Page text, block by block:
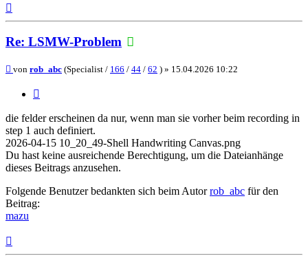
Re: LSMW-Problem
Beitrag
von rob_abc (Specialist / 166 / 44 / 62 ) » 15.04.2026 10:22
die felder erscheinen da nur, wenn man sie vorher beim recording in
step 1 auch definiert.
2026-04-15 10_20_49-Shell Handwriting Canvas.png
Du hast keine ausreichende Berechtigung, um die Dateianhänge
dieses Beitrags anzusehen.
Folgende Benutzer bedankten sich beim Autorrob_abc für den
Beitrag:
mazu